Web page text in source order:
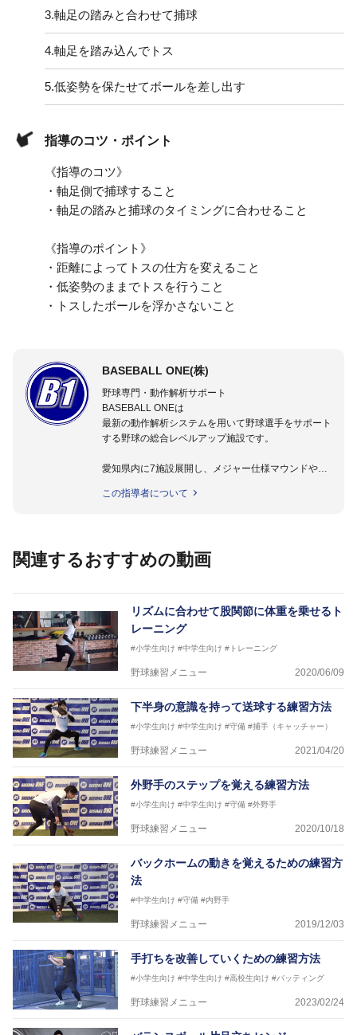
3.軸足の踏みと合わせて捕球
4.軸足を踏み込んでトス
5.低姿勢を保たせてボールを差し出す
指導のコツ・ポイント
《指導のコツ》
・軸足側で捕球すること
・軸足の踏みと捕球のタイミングに合わせること
《指導のポイント》
・距離によってトスの仕方を変えること
・低姿勢のままでトスを行うこと
・トスしたボールを浮かさないこと
BASEBALL ONE(株)
野球専門・動作解析サポート
BASEBALL ONEは
最新の動作解析システムを用いて野球選手をサポート
する野球の総合レベルアップ施設です。
愛知県内に7施設展開し、メジャー仕様マウンドやト
動作解析システムを用いて、小学生からプロ野球選手
この指導者について
関連するおすすめの動画
リズムに合わせて股関節に体重を乗せるト
レーニング
#小学生向け #中学生向け #トレーニング
野球練習メニュー 2020/06/09
下半身の意識を持って送球する練習方法
#小学生向け #中学生向け #守備 #捕手（キャッチャー）
野球練習メニュー 2021/04/20
外野手のステップを覚える練習方法
#小学生向け #中学生向け #守備 #外野手
野球練習メニュー 2020/10/18
バックホームの動きを覚えるための練習方
法
#中学生向け #守備 #内野手
野球練習メニュー 2019/12/03
手打ちを改善していくための練習方法
#小学生向け #中学生向け #高校生向け #バッティング
野球練習メニュー 2023/02/24